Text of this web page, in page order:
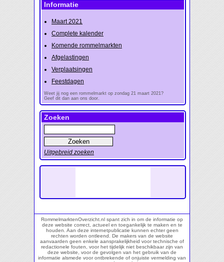
Informatie
Maart 2021
Complete kalender
Komende rommelmarkten
Afgelastingen
Verplaatsingen
Feestdagen
Weet jij nog een rommelmarkt op zondag 21 maart 2021?
Geef dit dan aan ons door.
Zoeken
Uitgebreid zoeken
RommelmarktenOverzicht.nl spant zich in om de informatie op
deze website correct, actueel en toegankelijk te maken en te
houden. Aan deze internetpublicatie kunnen echter geen
rechten worden ontleend. De makers van de website
aanvaarden geen enkele aansprakelijkheid voor technische of
redactionele fouten, voor het tijdelijk niet beschikbaar zijn van
deze website, voor de gevolgen van het gebruik van de
informatie alsmede voor ontbrekende of onjuiste vermelding van